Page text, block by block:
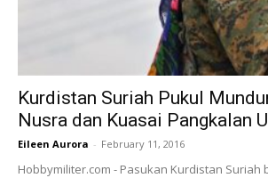
Kurdistan Suriah Pukul
Nusra dan Kuasai Pangkalan
Eileen Aurora - February 11, 2016
Hobbymiliter.com - Pasukan Kurdistan Suriah